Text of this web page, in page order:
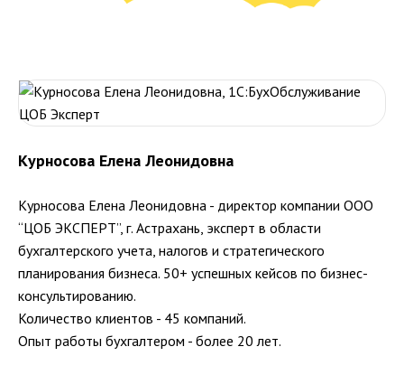
Курносова Елена Леонидовна
Курносова Елена Леонидовна - директор компании ООО
“ЦОБ ЭКСПЕРТ”, г. Астрахань, эксперт в области
бухгалтерского учета, налогов и стратегического
планирования бизнеса. 50+ успешных кейсов по бизнес-
консультированию.
Количество клиентов - 45 компаний.
Опыт работы бухгалтером - более 20 лет.